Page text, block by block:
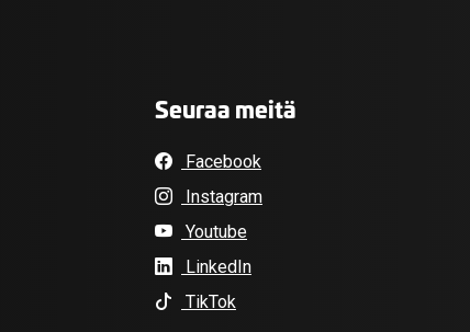
Seuraa meitä
Facebook
Instagram
Youtube
LinkedIn
TikTok